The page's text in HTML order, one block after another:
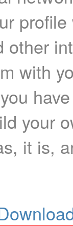
other
with
your
it is,